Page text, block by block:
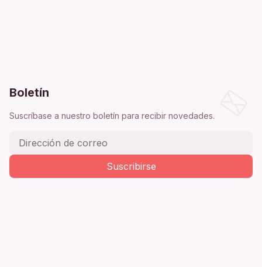
Boletín
Suscríbase a nuestro boletín para recibir novedades.